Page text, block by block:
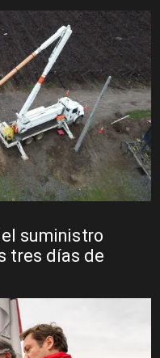
suministro
tres días de